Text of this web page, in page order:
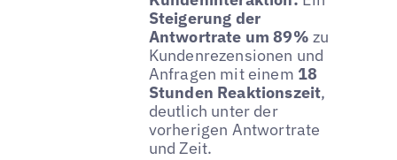
Steigerung der
Antwortrate um 89% zu
Kundenrezensionen und
Anfragen mit einem 18
Stunden Reaktionszeit,
deutlich unter der
vorherigen Antwortrate
und Zeit.